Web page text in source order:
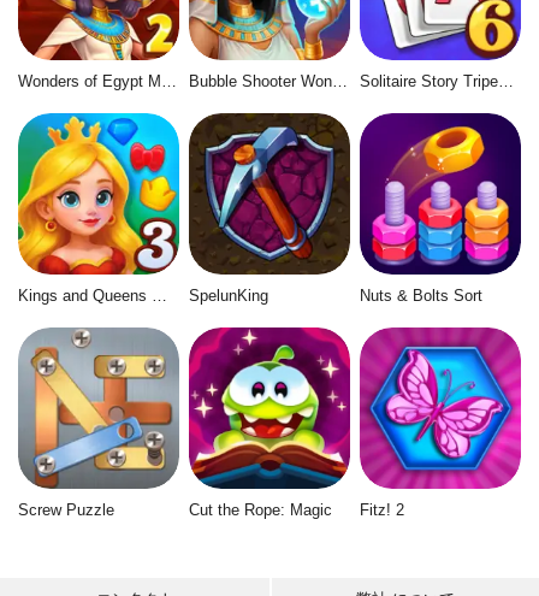
Bubble Shooter Wonders of Egypt Solitaire Story Tripeaks 6
SpelunKing Nuts & Bolts Sort
Screw Puzzle Cut the Rope: Magic Fitz! 2